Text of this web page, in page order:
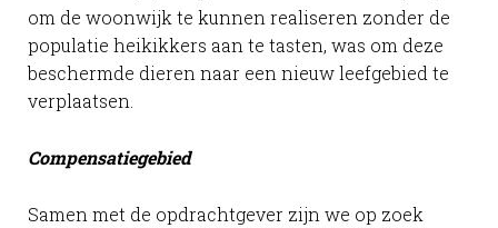
om de woonwijk te kunnen realiseren zonder de
populatie heikikkers aan te tasten, was om deze
beschermde dieren naar een nieuw leefgebied te
verplaatsen.
Compensatiegebied
Samen met de opdrachtgever zijn we op zoek